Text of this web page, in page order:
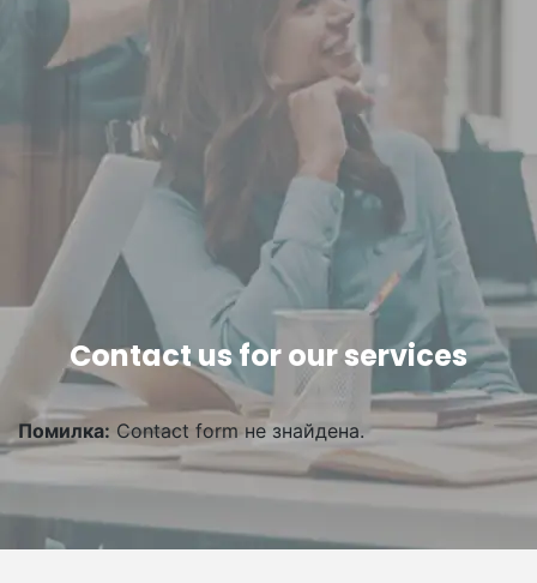
Contact us for our services
Помилка: Contact form не знайдена.